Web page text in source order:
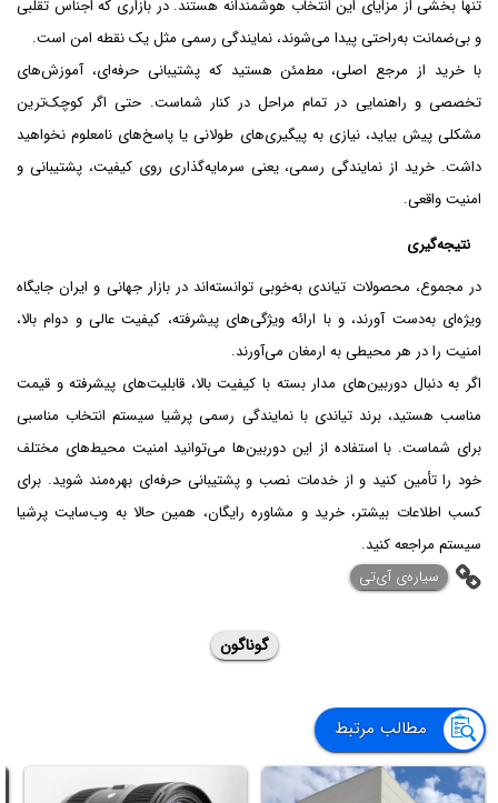
تنها بخشی از مزایای این انتخاب هوشمندانه هستند. در بازاری که اجناس تقلبی
و بی‌ضمانت به‌راحتی پیدا می‌شوند، نمایندگی رسمی مثل یک نقطه امن است.
با خرید از مرجع اصلی، مطمئن هستید که پشتیبانی حرفه‌ای، آموزش‌های
تخصصی و راهنمایی در تمام مراحل در کنار شماست. حتی اگر کوچک‌ترین
مشکلی پیش بیاید، نیازی به پیگیری‌های طولانی یا پاسخ‌های نامعلوم نخواهید
داشت. خرید از نمایندگی رسمی، یعنی سرمایه‌گذاری روی کیفیت، پشتیبانی و
امنیت واقعی.
نتیجه‌گیری
در مجموع، محصولات تیاندی به‌خوبی توانسته‌اند در بازار جهانی و ایران جایگاه
ویژه‌ای به‌دست آورند، و با ارائه ویژگی‌های پیشرفته، کیفیت عالی و دوام بالا،
امنیت را در هر محیطی به ارمغان می‌آورند.
اگر به دنبال دوربین‌های مدار بسته با کیفیت بالا، قابلیت‌های پیشرفته و قیمت
مناسب هستید، برند تیاندی با نمایندگی رسمی پرشیا سیستم انتخاب مناسبی
برای شماست. با استفاده از این دوربین‌ها می‌توانید امنیت محیط‌های مختلف
خود را تأمین کنید و از خدمات نصب و پشتیبانی حرفه‌ای بهره‌مند شوید. برای
کسب اطلاعات بیشتر، خرید و مشاوره رایگان، همین حالا به وب‌سایت پرشیا
سیستم مراجعه کنید.
‌سیاره‌ی آی‌تی
گوناگون
مطالب مرتبط